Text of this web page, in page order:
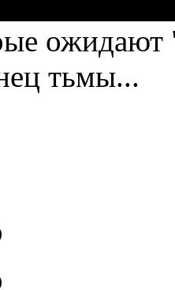
ожидают
тьмы...